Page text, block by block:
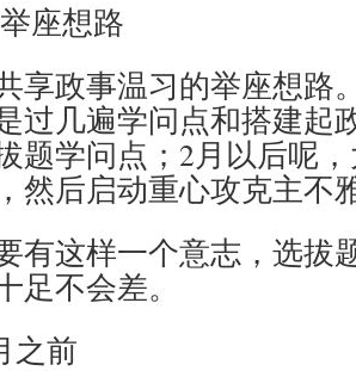
座想路
享政事温习的举座想路
过几遍学问点和搭建起
题学问点；2月以后呢
然后启动重心攻克主不
有这样一个意志，选拔
足不会差。
之前